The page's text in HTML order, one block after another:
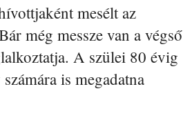
mesélt az
még messze van a végső
A szülei 80 évig
is megadatna